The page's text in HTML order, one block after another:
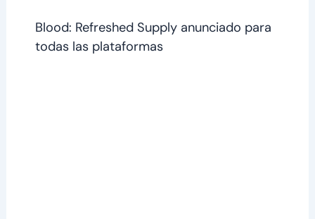
Blood: Refreshed Supply anunciado para
todas las plataformas